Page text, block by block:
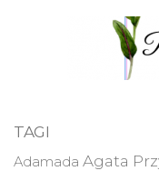
TAGI
Adamada Agata